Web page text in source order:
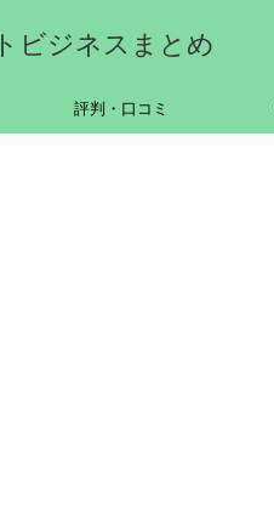
評判・口コミ